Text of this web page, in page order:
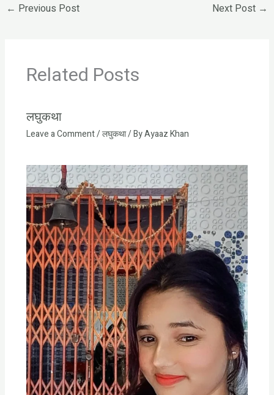
← Previous Post Next Post →
Related Posts
लघुकथा
Leave a Comment/लघुकथा/ ByAyaaz Khan